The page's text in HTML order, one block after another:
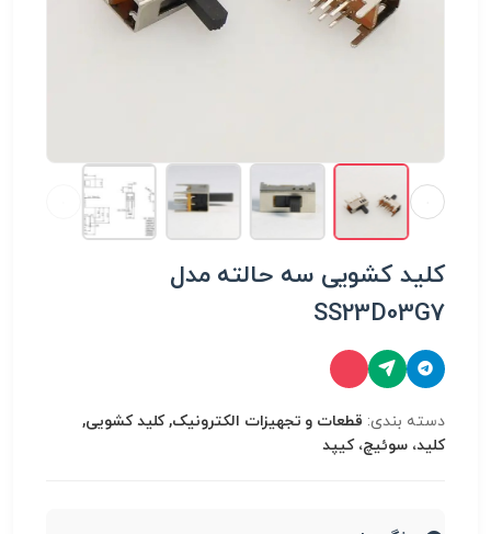
سه حالته مدل
قطعات و تجهیزات الکترونیک, کلید کشویی,
کیپد